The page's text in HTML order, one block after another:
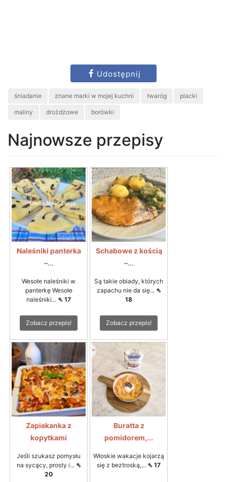
Udostępnij
śniadanie znane marki w mojej kuchni twaróg placki
maliny drożdżowe borówki
Najnowsze przepisy
Naleśniki panterka
–...
Wesołe naleśniki w
panterkę Wesołe
naleśniki... ⇖ 17
Zobacz przepis!
Schabowe z kością
–...
Są takie obiady, których
zapachu nie da się... ⇖
18
Zobacz przepis!
Zapiekanka z
kopytkami
Jeśli szukasz pomysłu
na sycący, prosty i... ⇖
20
Buratta z
pomidorem,...
Włoskie wakacje kojarzą
się z beztroską,... ⇖ 17